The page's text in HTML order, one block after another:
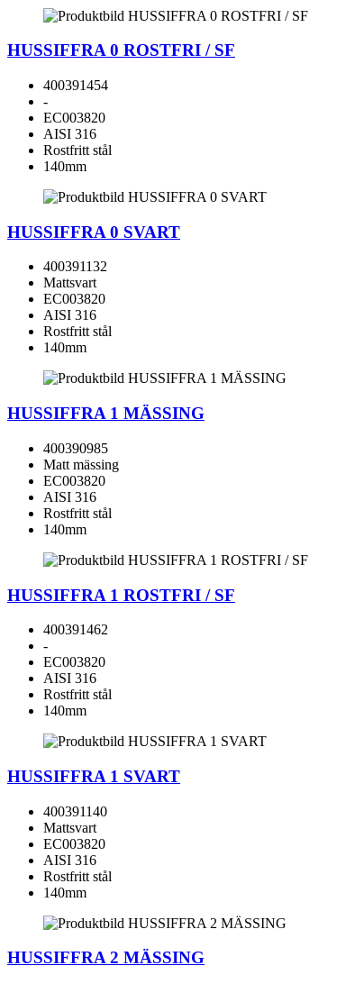
HUSSIFFRA 0 ROSTFRI / SF
400391454
-
EC003820
AISI 316
Rostfritt stål
140mm
HUSSIFFRA 0 SVART
400391132
Mattsvart
EC003820
AISI 316
Rostfritt stål
140mm
HUSSIFFRA 1 MÄSSING
400390985
Matt mässing
EC003820
AISI 316
Rostfritt stål
140mm
HUSSIFFRA 1 ROSTFRI / SF
400391462
-
EC003820
AISI 316
Rostfritt stål
140mm
HUSSIFFRA 1 SVART
400391140
Mattsvart
EC003820
AISI 316
Rostfritt stål
140mm
HUSSIFFRA 2 MÄSSING